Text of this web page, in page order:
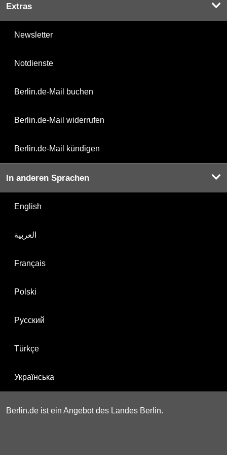
Extras
Newsletter
Notdienste
Berlin.de-Mail buchen
Berlin.de-Mail widerrufen
Berlin.de-Mail kündigen
In anderen Sprachen
English
العربية
Français
Polski
Русский
Türkçe
Українська
Berlin.de ist ein Angebot des Landes Berlin.